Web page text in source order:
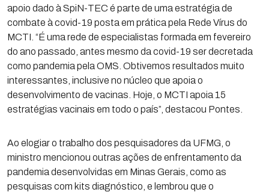
apoio dado à SpiN-TEC é parte de uma estratégia de
combate à covid-19 posta em prática pela Rede Vírus do
MCTI. “É uma rede de especialistas formada em fevereiro
do ano passado, antes mesmo da covid-19 ser decretada
como pandemia pela OMS. Obtivemos resultados muito
interessantes, inclusive no núcleo que apoia o
desenvolvimento de vacinas. Hoje, o MCTI apoia 15
estratégias vacinais em todo o país”, destacou Pontes.
Ao elogiar o trabalho dos pesquisadores da UFMG, o
ministro mencionou outras ações de enfrentamento da
pandemia desenvolvidas em Minas Gerais, como as
pesquisas com kits diagnóstico, e lembrou que o